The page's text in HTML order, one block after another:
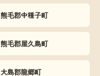
熊毛郡中種子町
熊毛郡屋久島町
大島郡龍郷町